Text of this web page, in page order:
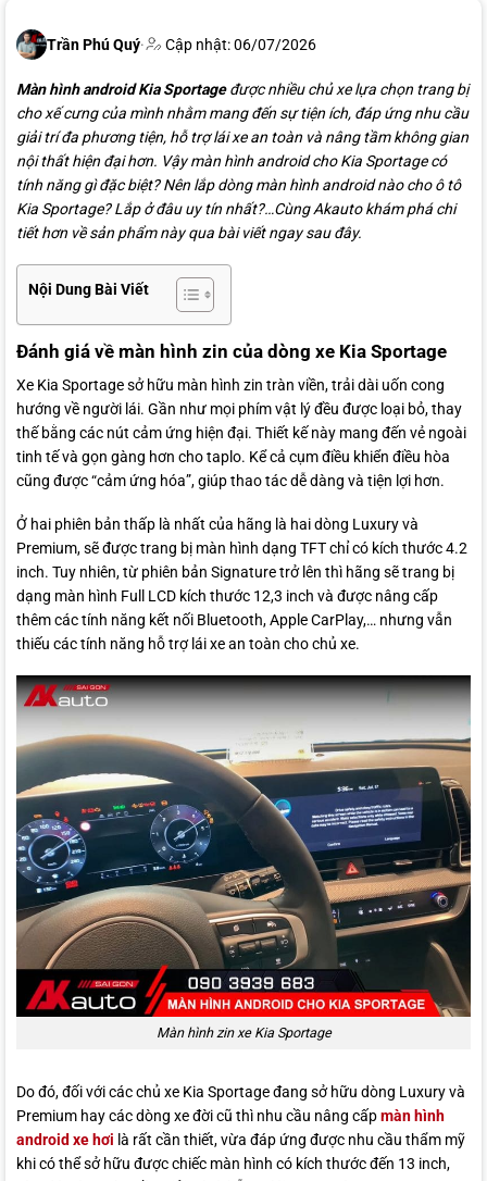
Trần Phú Quý· Cập nhật: 06/07/2026
Màn hình android Kia Sportageđược nhiều chủ xe lựa chọn trang bị
cho xế cưng của mình nhằm mang đến sự tiện ích, đáp ứng nhu cầu
giải trí đa phương tiện, hỗ trợ lái xe an toàn và nâng tầm không gian
nội thất hiện đại hơn. Vậy màn hình android cho Kia Sportage có
tính năng gì đặc biệt? Nên lắp dòng màn hình android nào cho ô tô
Kia Sportage? Lắp ở đâu uy tín nhất?…Cùng Akauto khám phá chi
tiết hơn về sản phẩm này qua bài viết ngay sau đây.
Nội Dung Bài Viết
Đánh giá về màn hình zin của dòng xe Kia Sportage
Xe Kia Sportage sở hữu màn hình zin tràn viền, trải dài uốn cong
hướng về người lái. Gần như mọi phím vật lý đều được loại bỏ, thay
thế bằng các nút cảm ứng hiện đại. Thiết kế này mang đến vẻ ngoài
tinh tế và gọn gàng hơn cho taplo. Kể cả cụm điều khiển điều hòa
cũng được “cảm ứng hóa”, giúp thao tác dễ dàng và tiện lợi hơn.
Ở hai phiên bản thấp là nhất của hãng là hai dòng Luxury và
Premium, sẽ được trang bị màn hình dạng TFT chỉ có kích thước 4.2
inch. Tuy nhiên, từ phiên bản Signature trở lên thì hãng sẽ trang bị
dạng màn hình Full LCD kích thước 12,3 inch và được nâng cấp
thêm các tính năng kết nối Bluetooth, Apple CarPlay,… nhưng vẫn
thiếu các tính năng hỗ trợ lái xe an toàn cho chủ xe.
Màn hình zin xe Kia Sportage
Do đó, đối với các chủ xe Kia Sportage đang sở hữu dòng Luxury và
Premium hay các dòng xe đời cũ thì nhu cầu nâng cấpmàn hình
android xe hơi là rất cần thiết, vừa đáp ứng được nhu cầu thẩm mỹ
khi có thể sở hữu được chiếc màn hình có kích thước đến 13 inch,